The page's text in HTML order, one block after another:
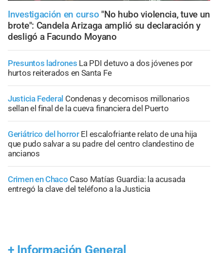
Investigación en curso "No hubo violencia, tuve un
brote": Candela Arizaga amplió su declaración y
desligó a Facundo Moyano
Presuntos ladrones La PDI detuvo a dos jóvenes por
hurtos reiterados en Santa Fe
Justicia Federal Condenas y decomisos millonarios
sellan el final de la cueva financiera del Puerto
Geriátrico del horror El escalofriante relato de una hija
que pudo salvar a su padre del centro clandestino de
ancianos
Crimen en Chaco Caso Matías Guardia: la acusada
entregó la clave del teléfono a la Justicia
+ Información General